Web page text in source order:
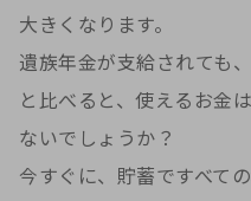
大きくなります。
遺族年金が支給されても
と比べると、使えるお金
ないでしょうか？
今すぐに、貯蓄ですべて